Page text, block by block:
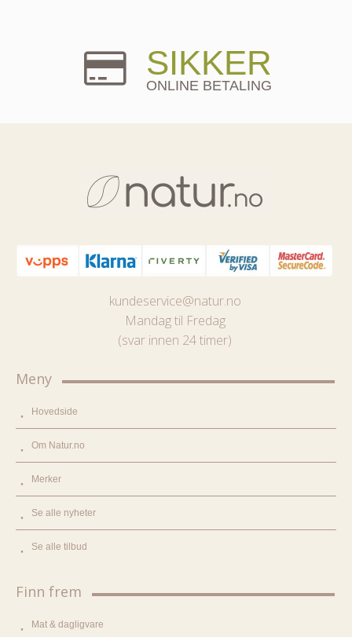
SIKKER
ONLINE BETALING
kundeservice@natur.no
Mandag til Fredag
(svar innen 24 timer)
Meny
Hovedside
Om Natur.no
Merker
Se alle nyheter
Se alle tilbud
Finn frem
Mat & dagligvare